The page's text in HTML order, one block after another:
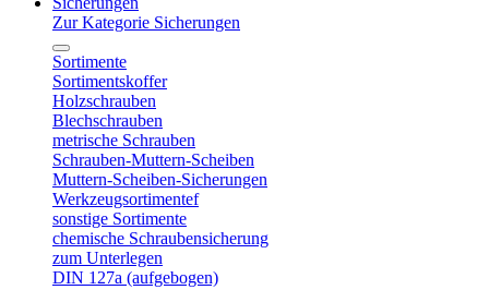
Zur Kategorie Sicherungen
Sortimente
Sortimentskoffer
Holzschrauben
Blechschrauben
metrische Schrauben
Schrauben-Muttern-Scheiben
Muttern-Scheiben-Sicherungen
Werkzeugsortimentef
sonstige Sortimente
chemische Schraubensicherung
zum Unterlegen
DIN 127a (aufgebogen)